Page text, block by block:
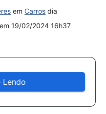
emCarros dia
em19/02/2024 16h37
Lendo